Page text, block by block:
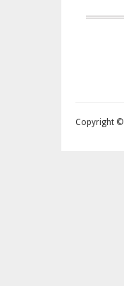
Copyright